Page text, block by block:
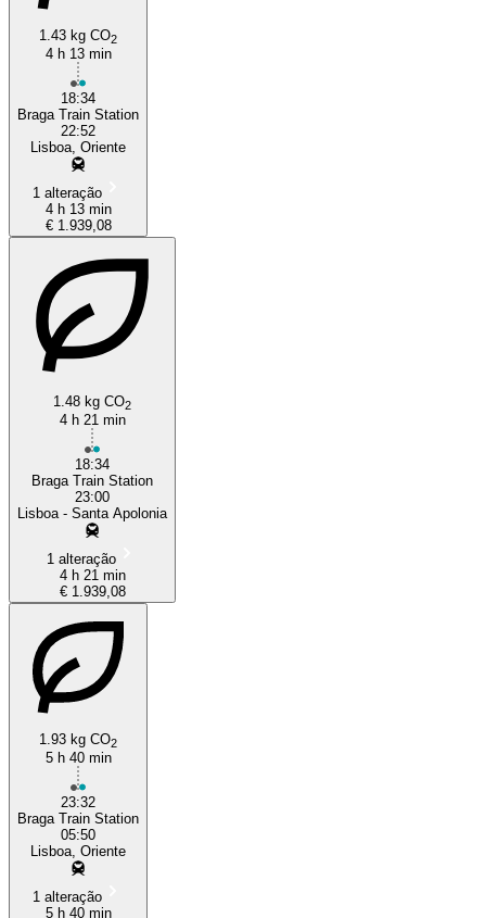
1.43 kg CO2
4 h 13 min
18:34
Braga Train Station
22:52
Lisboa, Oriente
1 alteração
4 h 13 min
€ 1.939,08
1.48 kg CO2
4 h 21 min
18:34
Braga Train Station
23:00
Lisboa - Santa Apolonia
1 alteração
4 h 21 min
€ 1.939,08
1.93 kg CO2
5 h 40 min
23:32
Braga Train Station
05:50
Lisboa, Oriente
1 alteração
5 h 40 min